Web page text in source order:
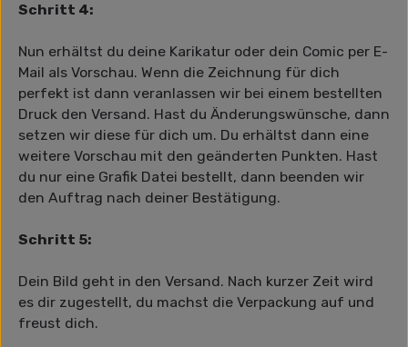
Schritt 4:
Nun erhältst du deine Karikatur oder dein Comic per E-
Mail als Vorschau. Wenn die Zeichnung für dich
perfekt ist dann veranlassen wir bei einem bestellten
Druck den Versand. Hast du Änderungswünsche, dann
setzen wir diese für dich um. Du erhältst dann eine
weitere Vorschau mit den geänderten Punkten. Hast
du nur eine Grafik Datei bestellt, dann beenden wir
den Auftrag nach deiner Bestätigung.
Schritt 5:
Dein Bild geht in den Versand. Nach kurzer Zeit wird
es dir zugestellt, du machst die Verpackung auf und
freust dich.